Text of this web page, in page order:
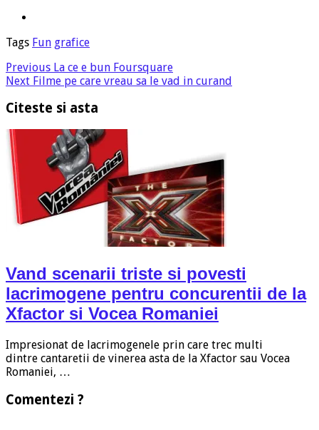
Tags Fun grafice
Previous La ce e bun Foursquare
Next Filme pe care vreau sa le vad in curand
Citeste si asta
Vand scenarii triste si povesti
lacrimogene pentru concurentii de la
Xfactor si Vocea Romaniei
Impresionat de lacrimogenele prin care trec multi
dintre cantaretii de vinerea asta de la Xfactor sau Vocea
Romaniei, …
Comentezi ?